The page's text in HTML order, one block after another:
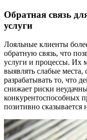
Обратная связь
услуги
Лояльные клиенты
обратную связь, что
услуги и процессы. Их
выявлять слабые
разрабатывать то, что
снижает риски
конкурентоспособных
позитивно сказывается